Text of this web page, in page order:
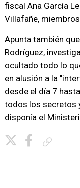
fiscal Ana García
Villafañe,
Apunta también
Rodríguez,
ocultado todo lo
en alusión a la
desde el día 7
todos los secretos
disponía el